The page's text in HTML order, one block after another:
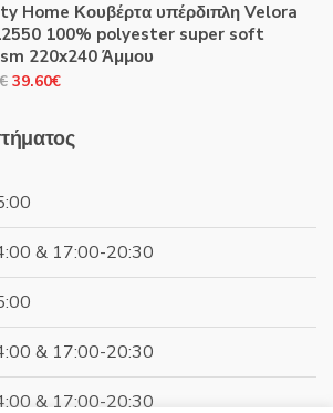
was:
31.00€.
τιμή
είναι:
27.90€.
Home Κουβέρτα υπέρδιπλη Velora
100% polyester super soft
220x240 Άμμου
€ Original
was:
39.60€Η
τιμή
& 17:00-20:30
& 17:00-20:30
& 17:00-20:30